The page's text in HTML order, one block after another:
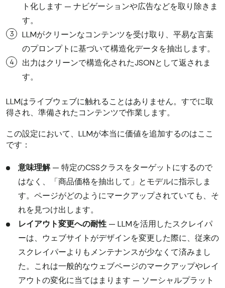
ト化します — ナビゲーションや広告などを取り除きま
す。
LLMがクリーンなコンテンツを受け取り、平易な言葉
のプロンプトに基づいて構造化データを抽出します。
出力はクリーンで構造化されたJSONとして返されま
す。
LLMはライブウェブに触れることはありません。すでに取
得され、準備されたコンテンツで作業します。
この設定において、LLMが本当に価値を追加するのはここ
です：
意味理解— 特定のCSSクラスをターゲットにするので
はなく、「商品価格を抽出して」とモデルに指示しま
す。ページがどのようにマークアップされていても、そ
れを見つけ出します。
レイアウト変更への耐性 — LLMを活用したスクレイパ
ーは、ウェブサイトがデザインを変更した際に、従来の
スクレイパーよりもメンテナンスが少なくて済みまし
た。これは一般的なウェブページのマークアップやレイ
アウトの変化に当てはまります — ソーシャルプラット